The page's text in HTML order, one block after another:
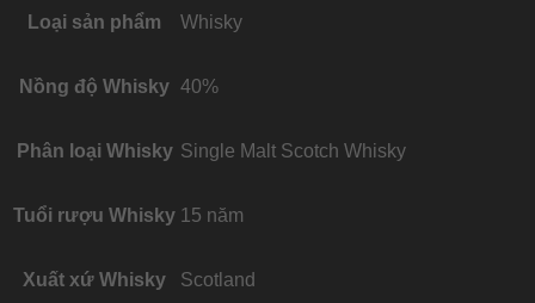
Loại sản phẩm Whisky
Nồng độ Whisky 40%
Phân loại Whisky Single Malt Scotch Whisky
Tuổi rượu Whisky 15 năm
Xuất xứ Whisky Scotland